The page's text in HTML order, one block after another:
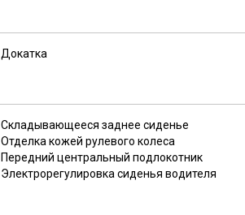
Докатка
Складывающееся заднее сиденье
Отделка кожей рулевого колеса
Передний центральный подлокотник
Электрорегулировка сиденья водителя